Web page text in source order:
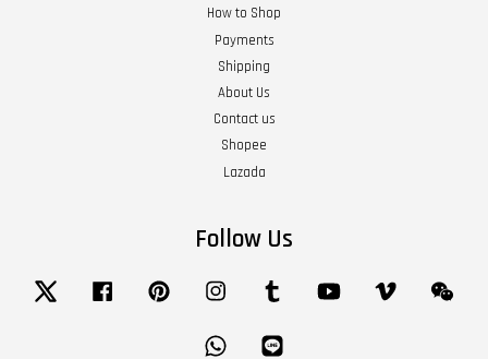
How to Shop
Payments
Shipping
About Us
Contact us
Shopee
Lazada
Follow Us
Twitter Facebook Pinterest Instagram Tumblr YouTube Vimeo
Whatsapp